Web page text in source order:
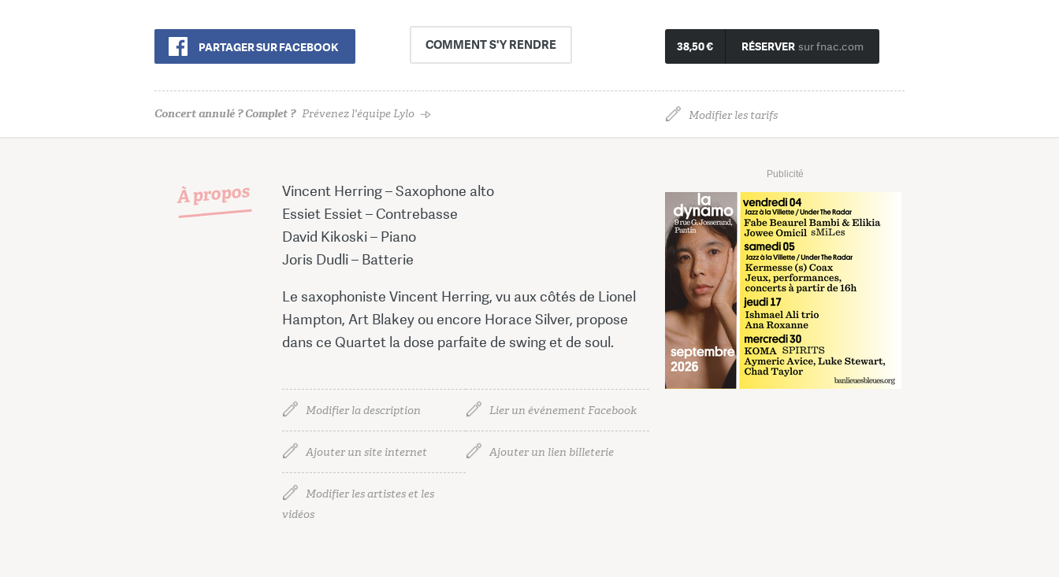
PARTAGER SUR FACEBOOK COMMENTS'Y RENDRE 38,50 € RÉSERVER sur fnac.com
Concert annulé ? Complet ? Prévenez l'équipe Lylo Modifier les tarifs
À propos
Publicité
Vincent Herring – Saxophone alto
Essiet Essiet – Contrebasse
David Kikoski – Piano
Joris Dudli – Batterie
Le saxophoniste Vincent Herring, vu aux côtés de Lionel
Hampton, Art Blakey ou encore Horace Silver, propose
dans ce Quartet la dose parfaite de swing et de soul.
Modifier la description Lier un événement Facebook
Ajouter un site internet Ajouter un lien billeterie
Modifier les artistes et les
vidéos